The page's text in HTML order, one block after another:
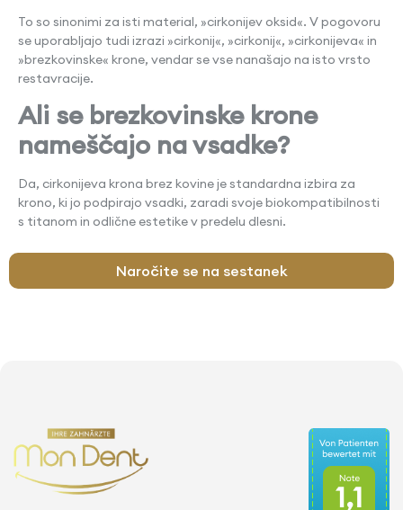
To so sinonimi za isti material, »cirkonijev oksid«. V pogovoru
se uporabljajo tudi izrazi »cirkonij«, »cirkonij«, »cirkonijeva« in
»brezkovinske« krone, vendar se vse nanašajo na isto vrsto
restavracije.
Ali se brezkovinske krone
nameščajo na vsadke?
Da, cirkonijeva krona brez kovine je standardna izbira za
krono, ki jo podpirajo vsadki, zaradi svoje biokompatibilnosti
s titanom in odlične estetike v predelu dlesni.
Naročite se na sestanek